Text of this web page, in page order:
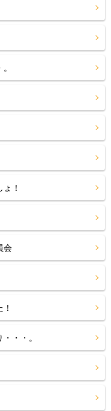
！
会
・・。